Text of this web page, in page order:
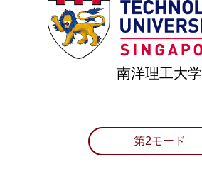
南洋理工大学
第2モード